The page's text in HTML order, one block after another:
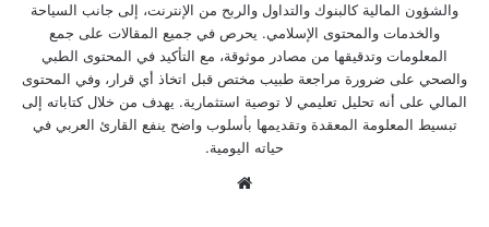
والشؤون المالية كالبنوك والتداول والربح من الإنترنت، إلى جانب السياحة
والخدمات والمحتوى الإسلامي. يحرص في جميع المقالات على جمع
المعلومات وتدقيقها من مصادر موثوقة، مع التأكيد في المحتوى الطبي
والصحي على ضرورة مراجعة طبيب مختص قبل اتخاذ أي قرار، وفي المحتوى
المالي على أنه تحليل تعليمي لا توصية استثمارية. يهدف من خلال كتاباته إلى
تبسيط المعلومة المعقدة وتقديمها بأسلوب واضح ينفع القارئ العربي في
حياته اليومية.